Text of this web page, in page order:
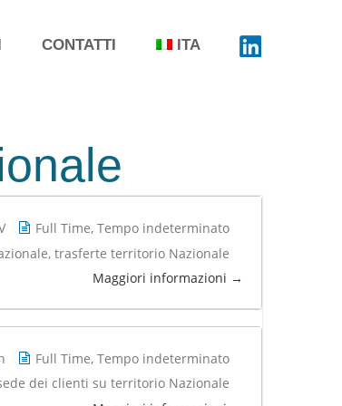
CONTATTI ITA
Full Time Tempo indeterminato
trasferte territorio Nazionale
Maggiori informazioni
Full Time Tempo indeterminato
dei clienti su territorio Nazionale